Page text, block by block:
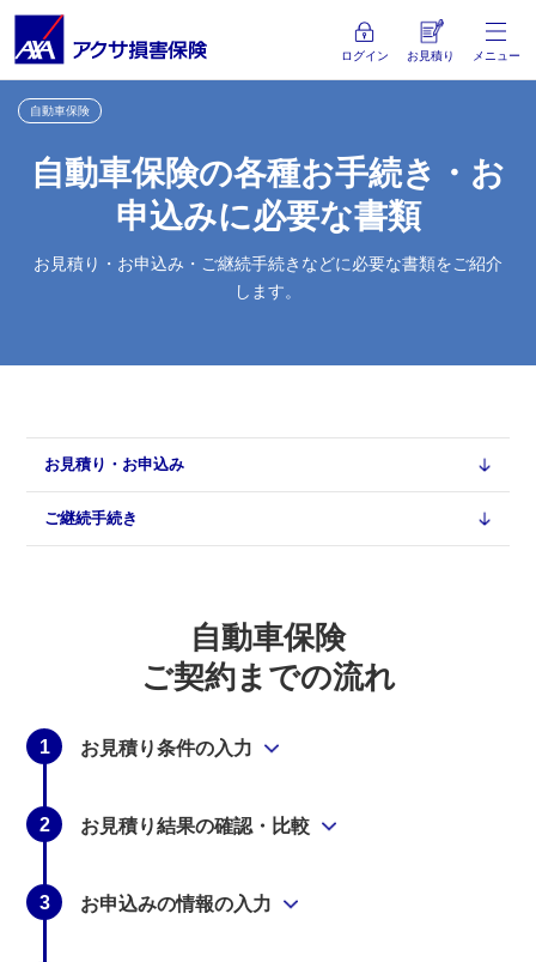
ログイン お見積り メニュー
自動車保険
自動車保険の各種お手続き・お
申込みに必要な書類
お見積り・お申込み・ご継続手続きなどに必要な書類をご紹介
します。
お見積り・お申込み
ご継続手続き
自動車保険
ご契約までの流れ
1 お見積り条件の入力
2 お見積り結果の確認・比較
3 お申込みの情報の入力